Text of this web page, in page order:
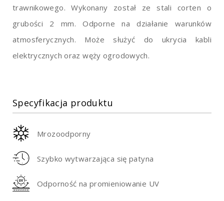
trawnikowego. Wykonany został ze stali corten o
grubości 2 mm. Odporne na działanie warunków
atmosferycznych. Może służyć do ukrycia kabli
elektrycznych oraz węży ogrodowych.
Specyfikacja produktu
Mrozoodporny
Szybko wytwarzająca się patyna
Odporność na promieniowanie UV